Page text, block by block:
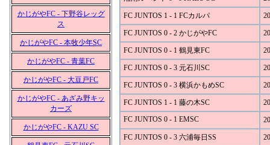
かじがやFC - 下野谷レッグ
ス
かじがやFC - 本牧少年SC
かじがやFC - 青葉FC
かじがやFC - 大豆戸FC
かじがやFC - あざみ野キッ
カーズ
かじがやFC - KAZU SC
FC JUNTOS 1 - 1 FCカルパ
FC JUNTOS 0 - 2 かじがやFC
FC JUNTOS 0 - 1 鶴見東FC
FC JUNTOS 0 - 3 元石川SC
FC JUNTOS 0 - 3 横浜かもめSC
FC JUNTOS 1 - 1 藤の木SC
FC JUNTOS 0 - 1 EMSC
FC JUNTOS 0 - 3 六浦毎日SS